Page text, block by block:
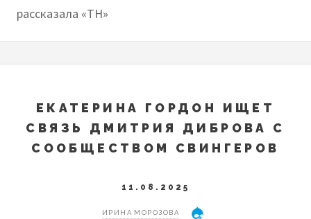
рассказала «ТН»
ЕКАТЕРИНА ГОРДОН ИЩЕТ
СВЯЗЬ ДМИТРИЯ ДИБРОВА С
СООБЩЕСТВОМ СВИНГЕРОВ
11.08.2025
ИРИНА МОРОЗОВА